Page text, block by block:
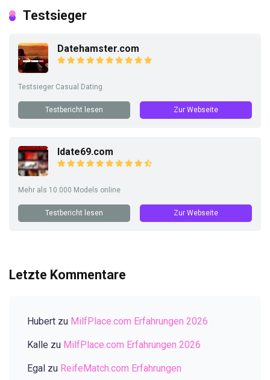
Testsieger
Datehamster.com
Testsieger Casual Dating
Testbericht lesen Zur Webseite
Idate69.com
Mehr als 10.000 Models online
Testbericht lesen Zur Webseite
Letzte Kommentare
Hubert zu MilfPlace.com Erfahrungen 2026
Kalle zu MilfPlace.com Erfahrungen 2026
Egal zu ReifeMatch.com Erfahrungen